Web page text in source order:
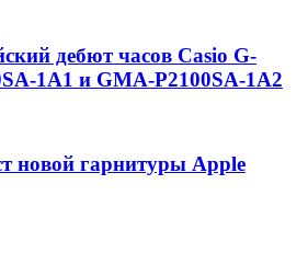
дебют часов Casio G-
1A1 и GMA-P2100SA-1A2
новой гарнитуры Apple